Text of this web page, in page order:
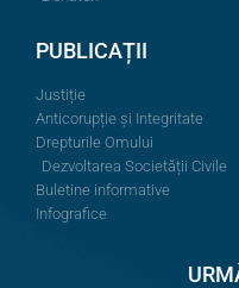
PUBLICAȚII
Justiție
Anticorupție și Integritate
Drepturile Omului
Dezvoltarea Societății Civile
Buletine informative
Infografice